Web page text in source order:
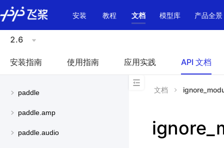
\u200E
安装
教程 文档 模型库 产品全景
2.6
安装指南 使用指南 应用实践 API 文档
paddle
paddle.amp
paddle.audio
文档